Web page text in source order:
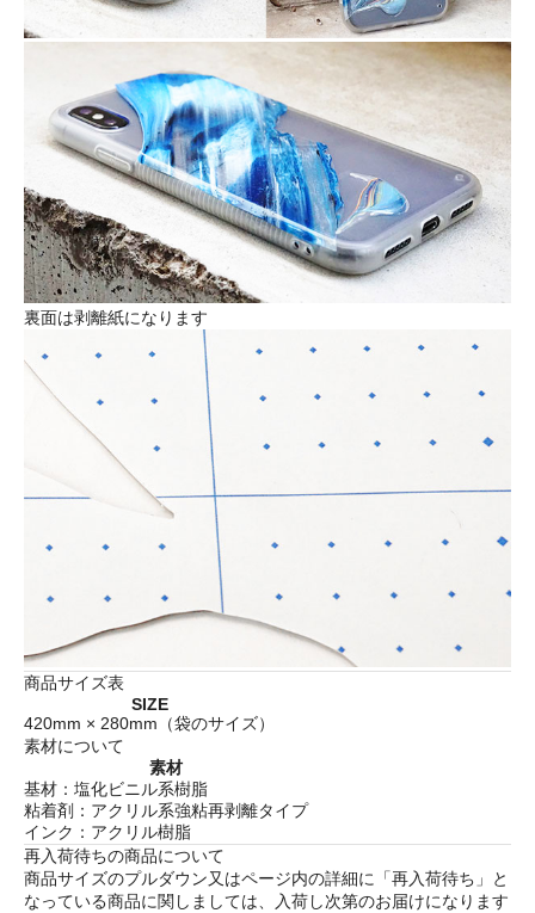
裏面は剥離紙になります
商品サイズ表
SIZE
420mm × 280mm（袋のサイズ）
素材について
素材
基材：塩化ビニル系樹脂
粘着剤：アクリル系強粘再剥離タイプ
インク：アクリル樹脂
再入荷待ちの商品について
商品サイズのプルダウン又はページ内の詳細に「再入荷待ち 」と
なっている商品に関しましては、入荷し次第のお届けになります